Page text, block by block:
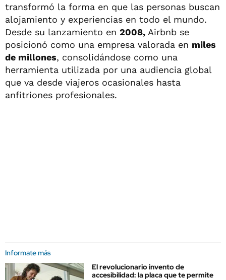
transformó la forma en que las personas buscan
alojamiento y experiencias en todo el mundo.
Desde su lanzamiento en 2008, Airbnb se
posicionó como una empresa valorada en miles
de millones, consolidándose como una
herramienta utilizada por una audiencia global
que va desde viajeros ocasionales hasta
anfitriones profesionales.
Informate más
El revolucionario invento de
accesibilidad: la placa que te permite